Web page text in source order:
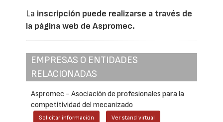
La inscripción puede realizarse a través de
la página web de Aspromec.
EMPRESAS O ENTIDADES
RELACIONADAS
Aspromec - Asociación de profesionales para la
competitividad del mecanizado
Solicitar información Ver stand virtual